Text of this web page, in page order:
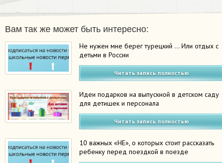
Вам так же может быть интересно:
Не нужен мне берег турецкий … Или отдых с
детьми в России
Читать запись полностью
Идеи подарков на выпускной в детском саду
для детишек и персонала
Читать запись полностью
10 важных «НЕ», о которых стоит рассказать
ребенку перед поездкой в поезде